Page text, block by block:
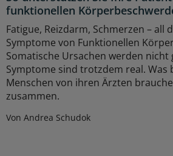
funktionellen
Fatigue, Reizdarm, Schmerzen – all
Symptome von Funktionellen
Somatische Ursachen werden nicht
Symptome sind trotzdem real. Was
Menschen von ihren Ärzten
zusammen.
Von Andrea Schudok